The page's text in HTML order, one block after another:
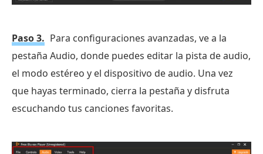
Paso 3. Para configuraciones avanzadas, ve a la
pestaña Audio, donde puedes editar la pista de audio,
el modo estéreo y el dispositivo de audio. Una vez
que hayas terminado, cierra la pestaña y disfruta
escuchando tus canciones favoritas.